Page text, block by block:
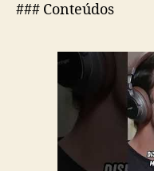
### Conteúdos